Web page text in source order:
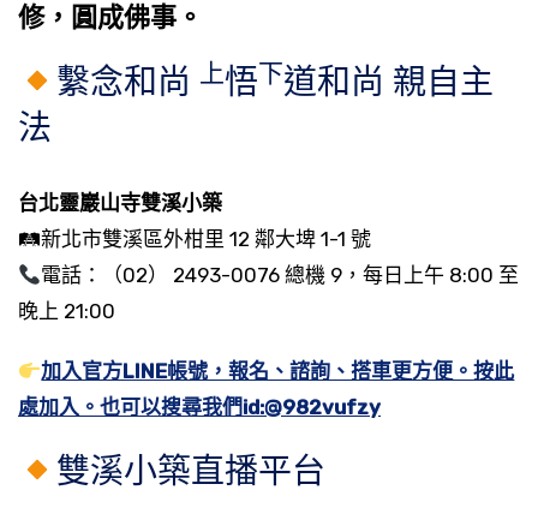
修，圓成佛事。
繫念和尚 上悟下道和尚 親自主
法
台北靈巖山寺雙溪小築
🛤新北市雙溪區外柑里 12 鄰大埤 1-1 號
電話：（02） 2493-0076 總機 9，每日上午 8:00 至
晚上 21:00
加入官方LINE帳號，報名、諮詢、搭車更方便。按此
處加入。也可以搜尋我們id:@982vufzy
雙溪小築直播平台